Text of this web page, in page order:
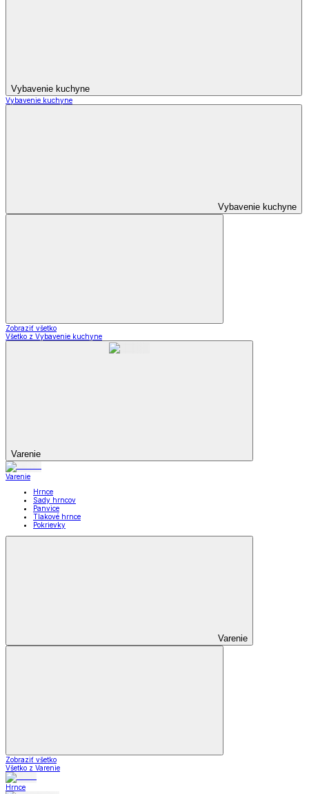
Vybavenie kuchyne
Vybavenie kuchyne
Vybavenie kuchyne
Zobraziť všetko
Všetko z Vybavenie kuchyne
Varenie
Varenie
Hrnce
Sady hrncov
Panvice
Tlakové hrnce
Pokrievky
Varenie
Zobraziť všetko
Všetko z Varenie
Hrnce